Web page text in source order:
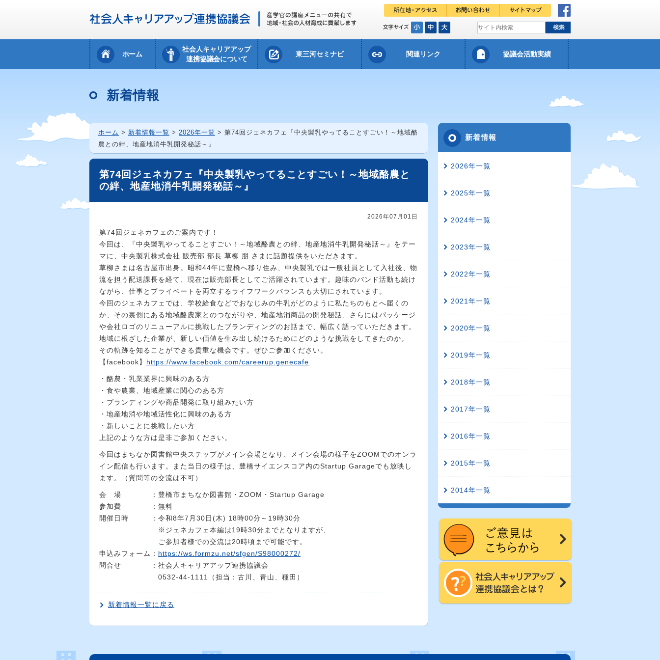
ホーム
社会人キャリアアップ
連携協議会について
東三河セミナビ 関連リンク 協議会活動実績
新着情報
ホーム > 新着情報一覧 > 2026年一覧 > 第74回ジェネカフェ『中央製乳やってることすごい！～地域酪
農との絆、地産地消牛乳開発秘話～』
第74回ジェネカフェ『中央製乳やってることすごい！～地域酪農と
の絆、地産地消牛乳開発秘話～』
2026年07月01日
第74回ジェネカフェのご案内です！
今回は、『中央製乳やってることすごい！～地域酪農との絆、地産地消牛乳開発秘話～』をテー
マに、中央製乳株式会社 販売部 部長 草柳 朋 さまに話題提供をいただきます。
草柳さまは名古屋市出身。昭和44年に豊橋へ移り住み、中央製乳では一般社員として入社後、物
流を担う配送課長を経て、現在は販売部長としてご活躍されています。趣味のバンド活動も続け
ながら、仕事とプライベートを両立するライフワークバランスも大切にされています。
今回のジェネカフェでは、学校給食などでおなじみの牛乳がどのように私たちのもとへ届くの
か、その裏側にある地域酪農家とのつながりや、地産地消商品の開発秘話、さらにはパッケージ
や会社ロゴのリニューアルに挑戦したブランディングのお話まで、幅広く語っていただきます。
地域に根ざした企業が、新しい価値を生み出し続けるためにどのような挑戦をしてきたのか。
その軌跡を知ることができる貴重な機会です。ぜひご参加ください。
【facebook】 https://www.facebook.com/careerup.genecafe
・酪農・乳業業界に興味のある方
・食や農業、地域産業に関心のある方
・ブランディングや商品開発に取り組みたい方
・地産地消や地域活性化に興味のある方
・新しいことに挑戦したい方
上記のような方は是非ご参加ください。
今回はまちなか図書館中央ステップがメイン会場となり、メイン会場の様子をZOOMでのオンラ
イン配信も行います。また当日の様子は、豊橋サイエンスコア内のStartup Garageでも放映し
ます。（質問等の交流は不可）
会 場 ：豊橋市まちなか図書館・ZOOM・Startup Garage
参加費 ：無料
開催日時 ：令和8年7月30日(木) 18時00分～19時30分
※ジェネカフェ本編は19時30分までとなりますが、
ご参加者様での交流は20時頃まで可能です。
申込みフォーム： https://ws.formzu.net/sfgen/S98000272/
問合せ ：社会人キャリアアップ連携協議会
0532-44-1111（担当：古川、青山、種田）
新着情報一覧に戻る
新着情報
2026年一覧
2025年一覧
2024年一覧
2023年一覧
2022年一覧
2021年一覧
2020年一覧
2019年一覧
2018年一覧
2017年一覧
2016年一覧
2015年一覧
2014年一覧